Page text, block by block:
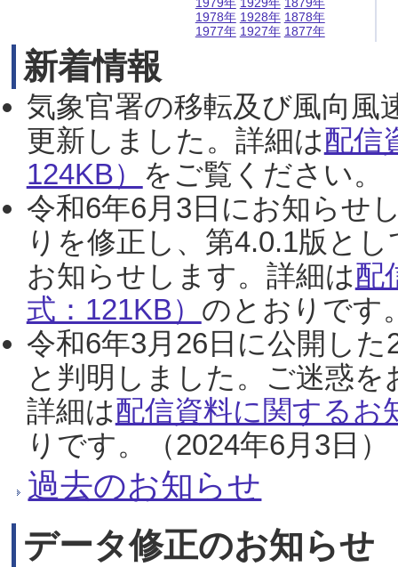
1978年
1977年
1928年
1927年
1878年
1877年
新着情報
気象官署の移転及び風向風
更新しました。詳細は配信
124KB） をご覧ください。
令和6年6月3日にお知らせ
りを修正し、第4.0.1版と
お知らせします。詳細は配
式：121KB） のとおりです
令和6年3月26日に公開し
と判明しました。ご迷惑
詳細は配信資料に関するお
りです。（2024年6月3日）
過去のお知らせ
データ修正のお知らせ